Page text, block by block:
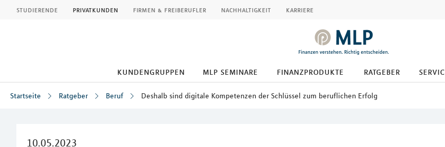
studierende privatkunden firmen & freiberufler nachhaltigkeit karriere
kundengruppen mlp seminare finanzprodukte ratgeber
Startseite Ratgeber Beruf Deshalb sind digitale Kompetenzen der Schlüssel zum beruflichen Erfolg
10.05.2023